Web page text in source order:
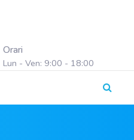
Orari
Lun - Ven: 9:00 - 18:00